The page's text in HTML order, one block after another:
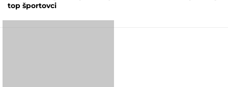
top športovci